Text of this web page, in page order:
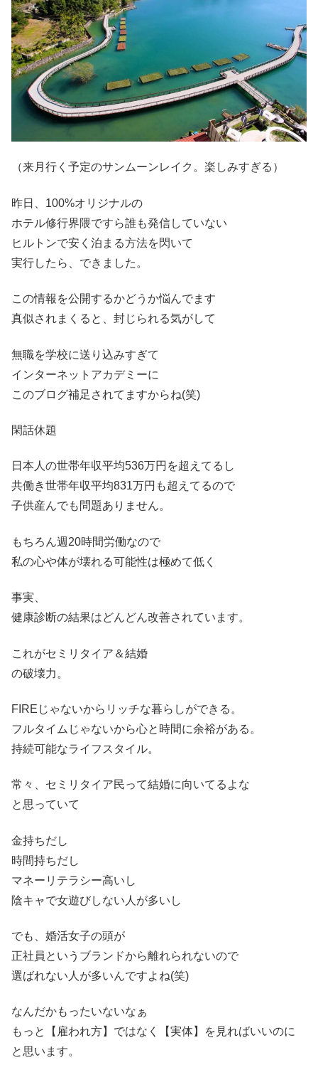
（来月行く予定のサンムーンレイク。楽しみすぎる）
昨日、100%オリジナルの
ホテル修行界隈ですら誰も発信していない
ヒルトンで安く泊まる方法を閃いて
実行したら、できました。
この情報を公開するかどうか悩んでます
真似されまくると、封じられる気がして
無職を学校に送り込みすぎて
インターネットアカデミーに
このブログ補足されてますからね(笑)
閑話休題
日本人の世帯年収平均536万円を超えてるし
共働き世帯年収平均831万円も超えてるので
子供産んでも問題ありません。
もちろん週20時間労働なので
私の心や体が壊れる可能性は極めて低く
事実、
健康診断の結果はどんどん改善されています。
これがセミリタイア＆結婚
の破壊力。
FIREじゃないからリッチな暮らしができる。
フルタイムじゃないから心と時間に余裕がある。
持続可能なライフスタイル。
常々、セミリタイア民って結婚に向いてるよな
と思っていて
金持ちだし
時間持ちだし
マネーリテラシー高いし
陰キャで女遊びしない人が多いし
でも、婚活女子の頭が
正社員というブランドから離れられないので
選ばれない人が多いんですよね(笑)
なんだかもったいないなぁ
もっと【雇われ方】ではなく【実体】を見ればいいのに
と思います。